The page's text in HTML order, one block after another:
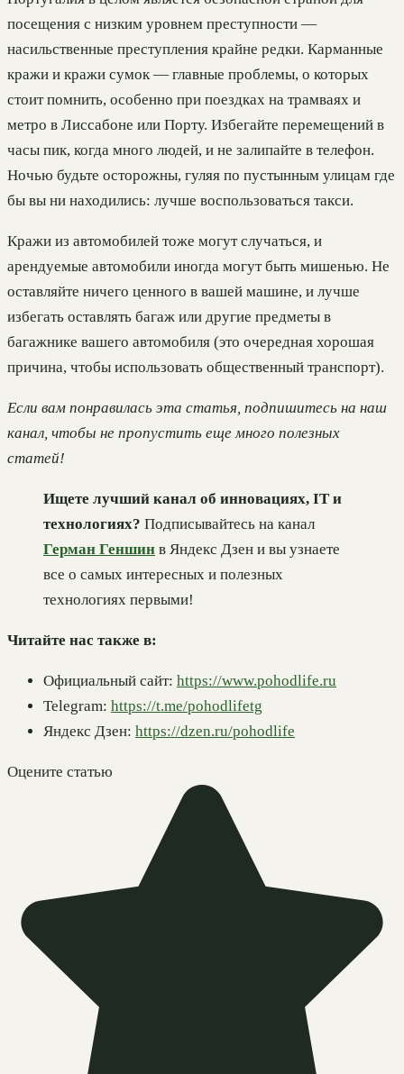
посещения с низким уровнем преступности —
насильственные преступления крайне редки. Карманные
кражи и кражи сумок — главные проблемы, о которых
стоит помнить, особенно при поездках на трамваях и
метро в Лиссабоне или Порту. Избегайте перемещений в
часы пик, когда много людей, и не залипайте в телефон.
Ночью будьте осторожны, гуляя по пустынным улицам где
бы вы ни находились: лучше воспользоваться такси.
Кражи из автомобилей тоже могут случаться, и
арендуемые автомобили иногда могут быть мишенью. Не
оставляйте ничего ценного в вашей машине, и лучше
избегать оставлять багаж или другие предметы в
багажнике вашего автомобиля (это очередная хорошая
причина, чтобы использовать общественный транспорт).
Если вам понравилась эта статья, подпишитесь на наш
канал, чтобы не пропустить еще много полезных
статей!
Ищете лучший канал об инновациях, IT и
технологиях? Подписывайтесь на канал
Герман Геншин в Яндекс Дзен и вы узнаете
все о самых интересных и полезных
технологиях первыми!
Читайте нас также в:
Официальный сайт: https://www.pohodlife.ru
Telegram: https://t.me/pohodlifetg
Яндекс Дзен: https://dzen.ru/pohodlife
Оцените статью